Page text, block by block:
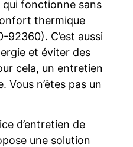
qui fonctionne sans
thermique
C’est aussi
et éviter des
cela, un entretien
Vous n’êtes pas un
d’entretien de
une solution